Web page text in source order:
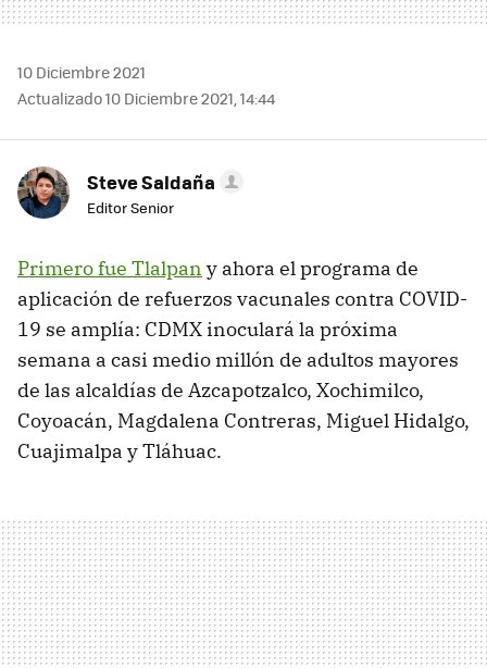
10 Diciembre 2021
Actualizado 10 Diciembre 2021, 14:44
Steve Saldaña
Editor Senior
Primero fue Tlalpan y ahora el programa de
aplicación de refuerzos vacunales contra COVID-
19 se amplía: CDMX inoculará la próxima
semana a casi medio millón de adultos mayores
de las alcaldías de Azcapotzalco, Xochimilco,
Coyoacán, Magdalena Contreras, Miguel Hidalgo,
Cuajimalpa y Tláhuac.